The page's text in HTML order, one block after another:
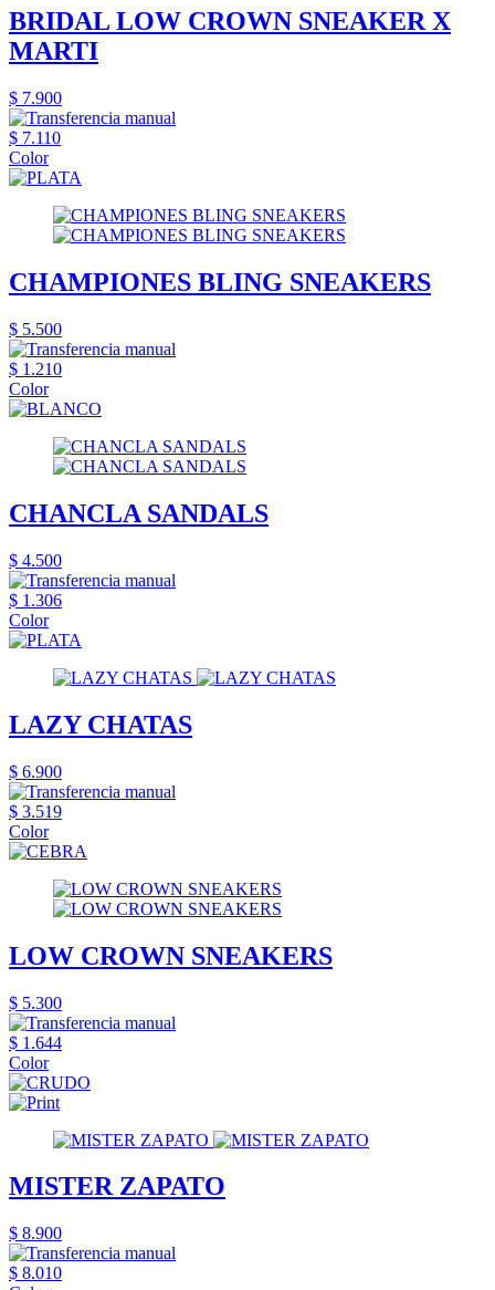
BRIDAL LOW CROWN SNEAKER X
MARTI
$ 7.900
$ 7.110
Color
CHAMPIONES BLING SNEAKERS
$ 5.500
$ 1.210
Color
CHANCLA SANDALS
$ 4.500
$ 1.306
Color
LAZY CHATAS
$ 6.900
$ 3.519
Color
LOW CROWN SNEAKERS
$ 5.300
$ 1.644
Color
MISTER ZAPATO
$ 8.900
$ 8.010